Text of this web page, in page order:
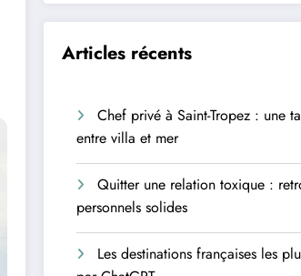
Articles récents
Chef privé à Saint-Tropez : une
entre villa et mer
Quitter une relation toxique :
personnels solides
Les destinations françaises les